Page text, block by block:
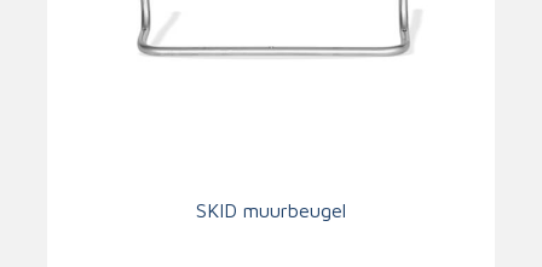
SKID muurbeugel